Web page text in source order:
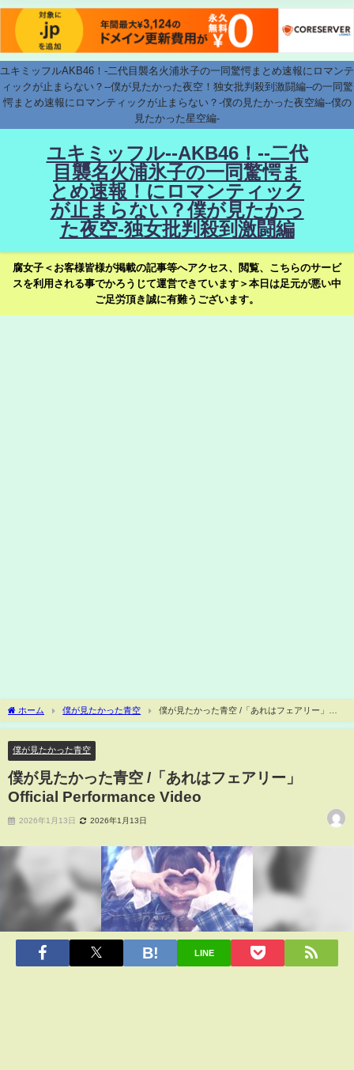
ユキミッフルAKB46！-二代目襲名火浦氷子の一同驚愕まとめ速報にロマンテ
ィックが止まらない？--僕が見たかった夜空！独女批判殺到激闘編--の一同驚
愕まとめ速報にロマンティックが止まらない？-僕の見たかった夜空編--僕の
見たかった星空編-
ユキミッフル--AKB46！--二代
目襲名火浦氷子の一同驚愕ま
とめ速報！にロマンティック
が止まらない？僕が見たかっ
た夜空-独女批判殺到激闘編
腐女子＜お客様皆様が掲載の記事等へアクセス、閲覧、こちらのサービ
スを利用される事でかろうじて運営できています＞本日は足元が悪い中
ご足労頂き誠に有難うございます。
ホーム 僕が見たかった青空
僕が見たかった青空 /「あれはフェアリー」
Official Performance Video
僕が見たかった青空
僕が見たかった青空 /「あれはフェアリー」
Official Performance Video
2026年1月13日 2026年1月13日
LINE